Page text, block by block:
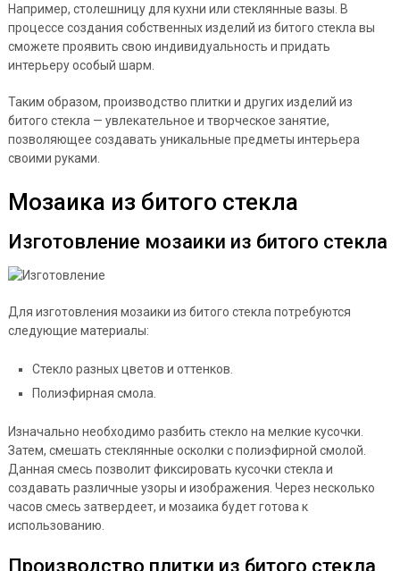
Например, столешницу для кухни или стеклянные вазы. В
процессе создания собственных изделий из битого стекла вы
сможете проявить свою индивидуальность и придать
интерьеру особый шарм.
Таким образом, производство плитки и других изделий из
битого стекла — увлекательное и творческое занятие,
позволяющее создавать уникальные предметы интерьера
своими руками.
Мозаика из битого стекла
Изготовление мозаики из битого стекла
Для изготовления мозаики из битого стекла потребуются
следующие материалы:
Стекло разных цветов и оттенков.
Полиэфирная смола.
Изначально необходимо разбить стекло на мелкие кусочки.
Затем, смешать стеклянные осколки с полиэфирной смолой.
Данная смесь позволит фиксировать кусочки стекла и
создавать различные узоры и изображения. Через несколько
часов смесь затвердеет, и мозаика будет готова к
использованию.
Производство плитки из битого стекла